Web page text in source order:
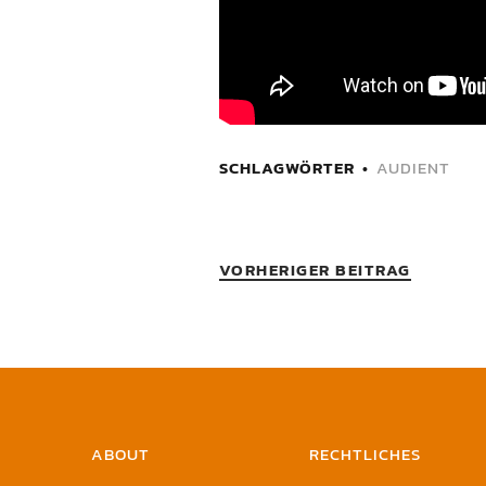
SCHLAGWÖRTER AUDIENT
VORHERIGER BEITRAG
ABOUT RECHTLICHES